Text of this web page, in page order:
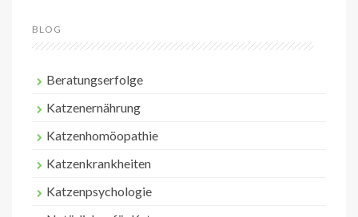
BLOG
Beratungserfolge
Katzenernährung
Katzenhomöopathie
Katzenkrankheiten
Katzenpsychologie